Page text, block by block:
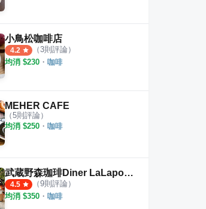
小鳥松咖啡店
4.2 （3則評論）
均消 $230 ・ 咖啡
MEHER CAFE
（5則評論）
均消 $250 ・ 咖啡
武蔵野森珈琲Diner LaLaport台中店
4.5 （9則評論）
均消 $350 ・ 咖啡